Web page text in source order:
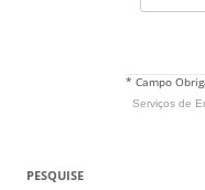
* Campo
Serviços de
PESQUISE